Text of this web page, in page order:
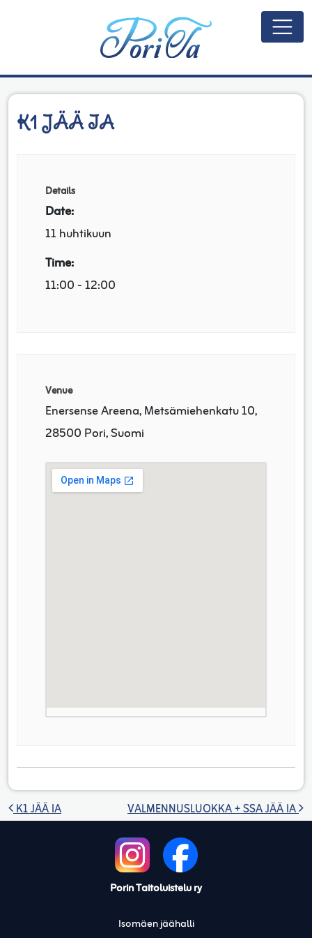
K1 JÄÄ IA
Details
Date:
11 huhtikuun
Time:
11:00 - 12:00
Venue
Enersense Areena, Metsämiehenkatu 10,
28500 Pori, Suomi
Artikkelien selaus
K1 JÄÄ IA VALMENNUSLUOKKA + SSA JÄÄ IA
Porin Taitoluistelu ry
Isomäen jäähalli